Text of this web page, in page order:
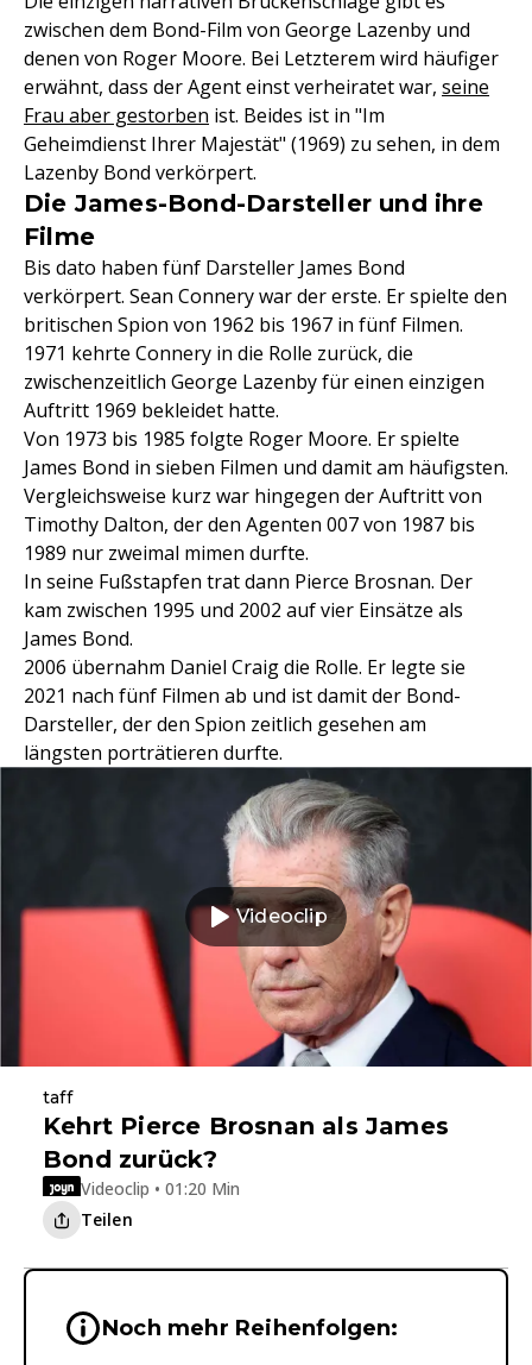
zwischen dem Bond-Film von George Lazenby und
denen von Roger Moore. Bei Letzterem wird häufiger
erwähnt, dass der Agent einst verheiratet war, seine
Frau aber gestorben ist. Beides ist in "Im
Geheimdienst Ihrer Majestät" (1969) zu sehen, in dem
Lazenby Bond verkörpert.
Die James-Bond-Darsteller und ihre
Filme
Bis dato haben fünf Darsteller James Bond
verkörpert. Sean Connery war der erste. Er spielte den
britischen Spion von 1962 bis 1967 in fünf Filmen.
1971 kehrte Connery in die Rolle zurück, die
zwischenzeitlich George Lazenby für einen einzigen
Auftritt 1969 bekleidet hatte.
Von 1973 bis 1985 folgte Roger Moore. Er spielte
James Bond in sieben Filmen und damit am häufigsten.
Vergleichsweise kurz war hingegen der Auftritt von
Timothy Dalton, der den Agenten 007 von 1987 bis
1989 nur zweimal mimen durfte.
In seine Fußstapfen trat dann Pierce Brosnan. Der
kam zwischen 1995 und 2002 auf vier Einsätze als
James Bond.
2006 übernahm Daniel Craig die Rolle. Er legte sie
2021 nach fünf Filmen ab und ist damit der Bond-
Darsteller, der den Spion zeitlich gesehen am
längsten porträtieren durfte.
Videoclip
taff
Kehrt Pierce Brosnan als James
Bond zurück?
Videoclip • 01:20 Min
Teilen
Wichtige Hinweise &
Noch mehr Reihenfolgen: